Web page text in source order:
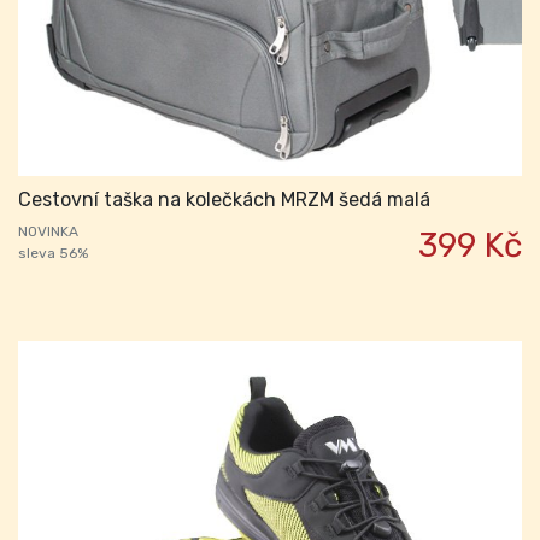
Cestovní taška na kolečkách MRZM šedá malá
NOVINKA
sleva 56%
399 Kč